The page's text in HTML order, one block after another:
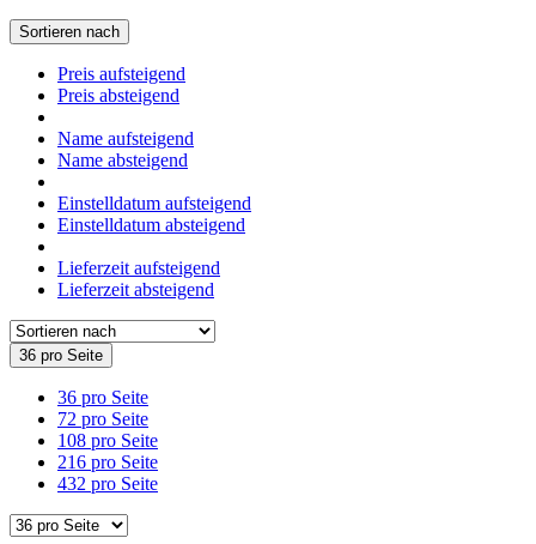
Sortieren nach
Preis aufsteigend
Preis absteigend
Name aufsteigend
Name absteigend
Einstelldatum aufsteigend
Einstelldatum absteigend
Lieferzeit aufsteigend
Lieferzeit absteigend
36 pro Seite
36 pro Seite
72 pro Seite
108 pro Seite
216 pro Seite
432 pro Seite